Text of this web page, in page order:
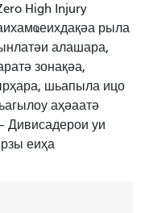
High Injury
рыла
алашара,
зонақәа,
шьапыла ицо
аҳәаатә
Дивисадерои уи
еиҳа